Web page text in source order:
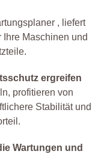
, liefert
Ihre Maschinen und
ergreifen
profitieren von
Stabilität und
Wartungen und